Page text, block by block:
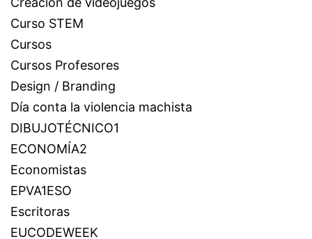
Curso STEM
Cursos
Cursos Profesores
Design / Branding
Día conta la violencia machista
DIBUJOTÉCNICO1
ECONOMÍA2
Economistas
EPVA1ESO
Escritoras
EUCODEWEEK